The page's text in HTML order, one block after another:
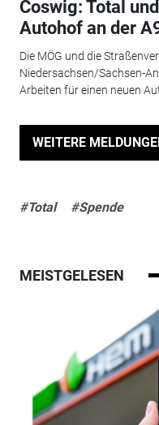
Coswig: Total
Autohof an der
Die MÖG und die
Niedersachsen/Sachsen-
Arbeiten für einen neuen
WEITERE
#Total #Spende
MEISTGELESEN